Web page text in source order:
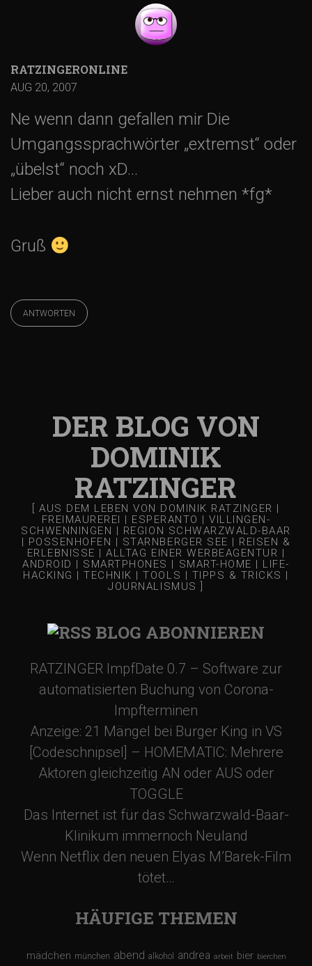
RATZINGERONLINE
AUG 20, 2007
Ne wenn dann gefallen mir Die
Umgangssprachwörter „extremst“ oder
„übelst“ noch xD…
Lieber auch nicht ernst nehmen *fg*
Gruß
ANTWORTEN
DER BLOG VON
DOMINIK
RATZINGER
[ AUS DEM LEBEN VON DOMINIK RATZINGER |
FREIMAUREREI | ESPERANTO | VILLINGEN-
SCHWENNINGEN | REGION SCHWARZWALD-BAAR
| POSSENHOFEN | STARNBERGER SEE | REISEN &
ERLEBNISSE | ALLTAG EINER WERBEAGENTUR |
ANDROID | SMARTPHONES | SMART-HOME | LIFE-
HACKING | TECHNIK | TOOLS | TIPPS & TRICKS |
JOURNALISMUS ]
BLOG ABONNIEREN
RATZINGER ImpfDate 0.7 – Software zur
automatisierten Buchung von Corona-
Impfterminen
Anzeige: 21 Mängel bei Burger King in VS
[Codeschnipsel] – HOMEMATIC: Mehrere
Aktoren gleichzeitig AN oder AUS oder
TOGGLE
Das Internet ist für das Schwarzwald-Baar-
Klinikum immernoch Neuland
Wenn Netflix den neuen Elyas M’Barek-Film
tötet…
HÄUFIGE THEMEN
mädchen münchen abend alkohol andrea arbeit bier bierchen